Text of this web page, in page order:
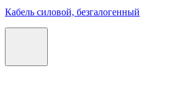
Кабель силовой, безгалогенный